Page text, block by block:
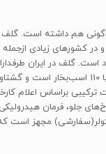
گونا‌گونی هم داشته است.
مورد بررسی ما که در ایران هم موجود است، نسل دوم فولگس گلف است که در
در ایران هر چهار نوع پیشرانه‌ی آن موجود
که شتاب تولیدی آن 10 بوده و حداکثر سرعت 200 کیلو‌متری
فولکس گلف مدل 1992 نیز به تجهیزاتی نظیر ترمز
مجهز است